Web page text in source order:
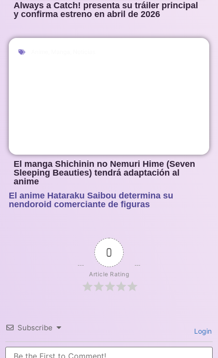
Always a Catch! presenta su tráiler principal
y confirma estreno en abril de 2026
El manga Shichinin no Nemuri Hime (Seven
Sleeping Beauties) tendrá adaptación al
anime
El anime Hataraku Saibou determina su
nendoroid comerciante de figuras
0
Article Rating
Subscribe Login